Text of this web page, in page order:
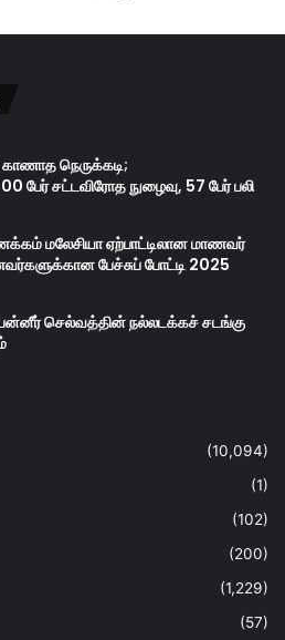
காணாத நெருக்கடி;
பேர் சட்டவிரோத நுழைவு, 57 பேர் பலி
மலேசியா ஏற்பாட்டிலான மாணவர்
பேச்சுப் போட்டி 2025
பன்னீர் செல்வத்தின் நல்லடக்கச் சடங்கு
(10,094)
(1)
(102)
(200)
(1,229)
(57)